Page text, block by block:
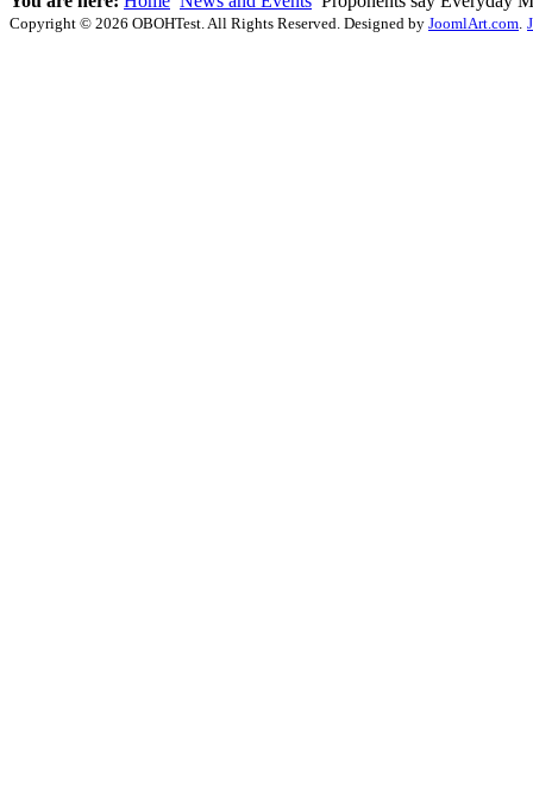
Copyright © 2026 OBOHTest. All Rights Reserved. Designed by JoomlArt.com.